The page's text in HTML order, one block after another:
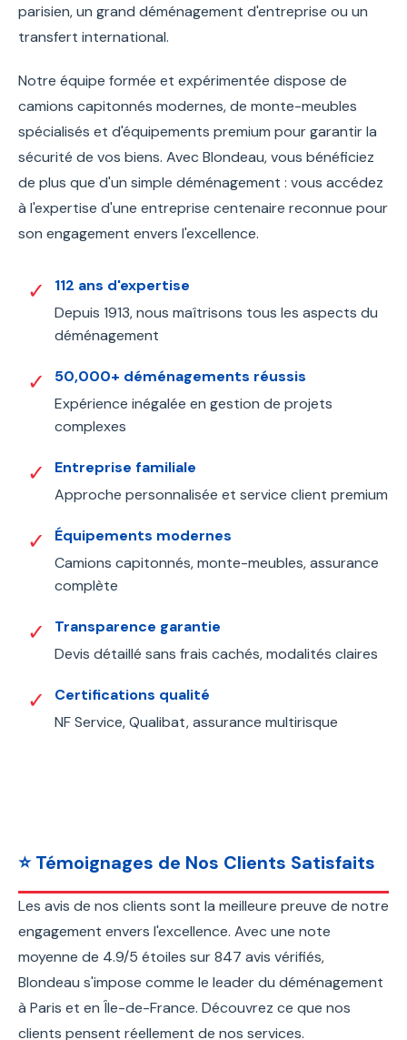
parisien, un grand déménagement d'entreprise ou un
transfert international.
Notre équipe formée et expérimentée dispose de
camions capitonnés modernes, de monte-meubles
spécialisés et d'équipements premium pour garantir la
sécurité de vos biens. Avec Blondeau, vous bénéficiez
de plus que d'un simple déménagement : vous accédez
à l'expertise d'une entreprise centenaire reconnue pour
son engagement envers l'excellence.
✓
112 ans d'expertise
Depuis 1913, nous maîtrisons tous les aspects du
déménagement
✓
50,000+ déménagements réussis
Expérience inégalée en gestion de projets
complexes
✓
Entreprise familiale
Approche personnalisée et service client premium
✓
Équipements modernes
Camions capitonnés, monte-meubles, assurance
complète
✓
Transparence garantie
Devis détaillé sans frais cachés, modalités claires
✓
Certifications qualité
NF Service, Qualibat, assurance multirisque
⭐ Témoignages de Nos Clients Satisfaits
Les avis de nos clients sont la meilleure preuve de notre
engagement envers l'excellence. Avec une note
moyenne de 4.9/5 étoiles sur 847 avis vérifiés,
Blondeau s'impose comme le leader du déménagement
à Paris et en Île-de-France. Découvrez ce que nos
clients pensent réellement de nos services.